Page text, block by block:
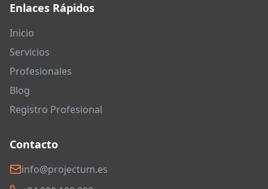
Enlaces Rápidos
Inicio
Servicios
Profesionales
Blog
Registro Profesional
Contacto
info@projectum.es